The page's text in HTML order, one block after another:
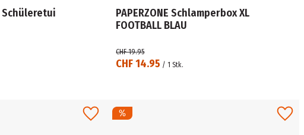
PAPERZONE Schlamperbox XL
FOOTBALL BLAU
CHF 14.95 / 1 Stk.
CHF 19.95